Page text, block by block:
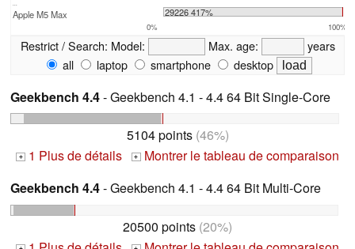
Apple M5 Max 29226 417%
0% 100%
Restrict / Search: Model: Max. age:
years
all
laptop smartphone desktop
Geekbench 4.4- Geekbench 4.1 - 4.4 64 Bit Single-Core
5104 points(46%)
+ 1 Plus de détails + Montrer le tableau de comparaison
Geekbench 4.4- Geekbench 4.1 - 4.4 64 Bit Multi-Core
20500 points (20%)